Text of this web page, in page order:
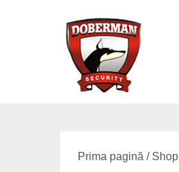
Prima pagină / Shop